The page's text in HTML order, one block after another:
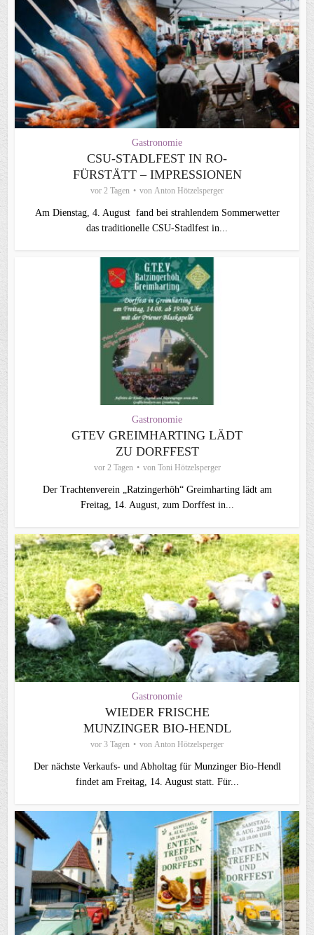
Gastronomie
CSU-STADLFEST IN RO-
FÜRSTÄTT – IMPRESSIONEN
vor 2 Tagen von Anton Hötzelsperger
Am Dienstag, 4. August fand bei strahlendem Sommerwetter
das traditionelle CSU-Stadlfest in...
Gastronomie
GTEV GREIMHARTING LÄDT
ZU DORFFEST
vor 2 Tagen von Toni Hötzelsperger
Der Trachtenverein „Ratzingerhöh“ Greimharting lädt am
Freitag, 14. August, zum Dorffest in...
Gastronomie
WIEDER FRISCHE
MUNZINGER BIO-HENDL
vor 3 Tagen von Anton Hötzelsperger
Der nächste Verkaufs- und Abholtag für Munzinger Bio-Hendl
findet am Freitag, 14. August statt. Für...